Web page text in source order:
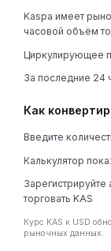
Kaspa имеет
часовой объём
Циркулирующее
За последние 24
Как
Введите
Калькулятор
Зарегистрируйте
торговать KAS
Курс KAS к USD
рыночных данных.